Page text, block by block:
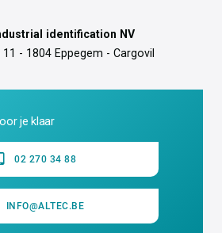
identification NV
11 - 1804 Eppegem - Cargovil
je klaar
02 270 34 88
INFO@ALTEC.BE